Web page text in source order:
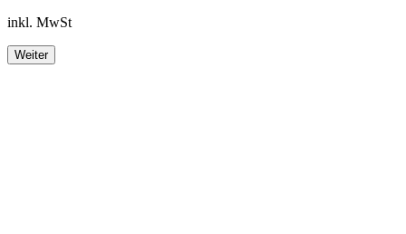
inkl. MwSt
Weiter